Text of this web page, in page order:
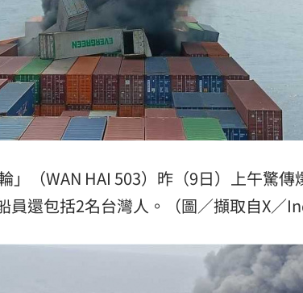
」（WAN HAI 503）昨（9日）上午驚
還包括2名台灣人。（圖／擷取自X／